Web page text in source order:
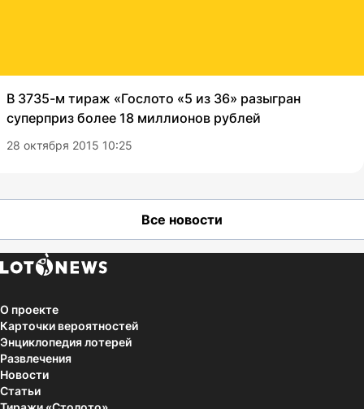
В 3735-м тираж «Гослото «5 из 36» разыгран
суперприз более 18 миллионов рублей
28 октября 2015 10:25
Все новости
О проекте
Карточки вероятностей
Энциклопедия лотерей
Развлечения
Новости
Статьи